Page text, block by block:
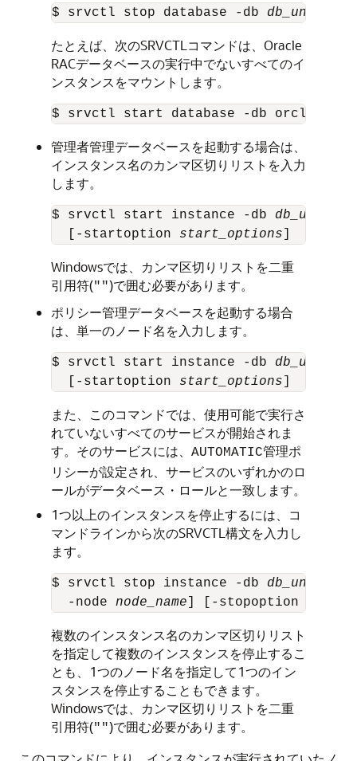
$ srvctl stop database -db
たとえば、次のSRVCTLコマンドは、Oracle
RACデータベースの実行中でないすべてのイ
ンスタンスをマウントします。
$ srvctl start database -db orcl -
管理者管理データベースを起動する場合は、
インスタンス名のカンマ区切りリストを入力
します。
$ srvctl start instance -db
  [-startoption
start_options
Windowsでは、カンマ区切りリストを二重
引用符("")で囲む必要があります。
ポリシー管理データベースを起動する場合
は、単一のノード名を入力します。
$ srvctl start instance -db
  [-startoption
start_options
また、このコマンドでは、使用可能で実行さ
れていないすべてのサービスが開始されま
す。そのサービスには、 AUTOMATIC管理ポ
リシーが設定され、サービスのいずれかのロ
ールがデータベース・ロールと一致します。
1つ以上のインスタンスを停止するには、コ
マンドラインから次のSRVCTL構文を入力し
ます。
$ srvctl stop instance -db
  -node
node_name ] [-stopoption
複数のインスタンス名のカンマ区切りリスト
を指定して複数のインスタンスを停止するこ
とも、1つのノード名を指定して1つのイン
スタンスを停止することもできます。
Windowsでは、カンマ区切りリストを二重
引用符("")で囲む必要があります。